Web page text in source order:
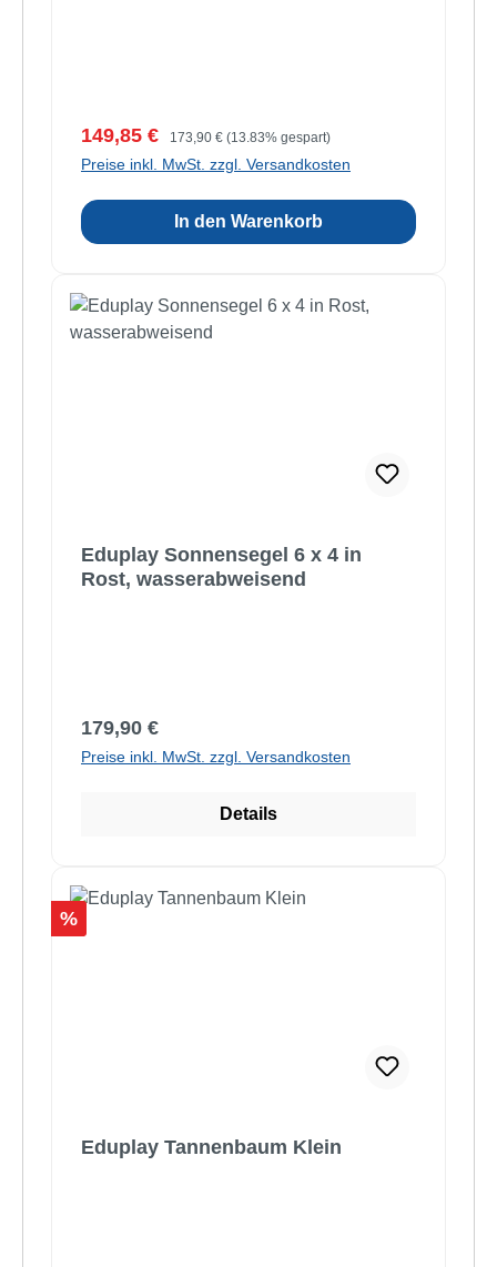
Verkaufspreis:
149,85 € Regulärer Preis:
173,90 € (13.83% gespart)
Preise inkl. MwSt. zzgl. Versandkosten
In den Warenkorb
Eduplay Sonnensegel 6 x 4 in
Rost, wasserabweisend
Regulärer Preis:
179,90 €
Preise inkl. MwSt. zzgl. Versandkosten
Details
Rabatt
%
Eduplay Tannenbaum Klein